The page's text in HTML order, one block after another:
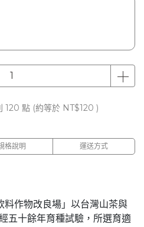
120 點 (約等於 NT$120 )
格說明 運送方式
料作物改良場」以台灣山茶與
五十餘年育種試驗，所選育適